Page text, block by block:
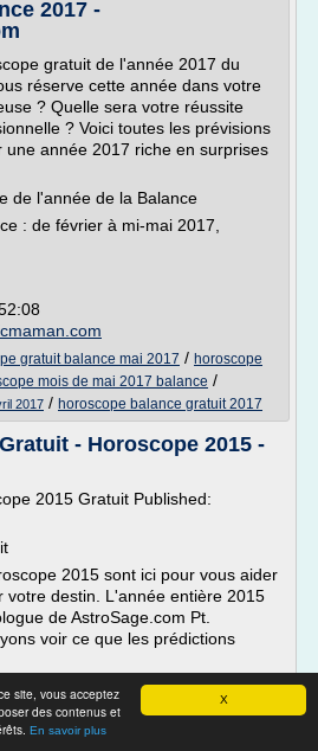
X
site, vous acceptez
des contenus et
En savoir plus
2017 -
gratuit de l'année 2017 du
réserve cette année dans votre
? Quelle sera votre réussite
? Voici toutes les prévisions
une année 2017 riche en surprises
de l'année de la Balance
: de février à mi-mai 2017,
gratuit balance mai 2017 / horoscope
mois de mai 2017 balance /
2017 / horoscope balance gratuit 2017
- Horoscope 2015 -
2015 Gratuit Published:
2015 sont ici pour vous aider
votre destin. L'année entière 2015
de AstroSage.com Pt.
voir ce que les prédictions